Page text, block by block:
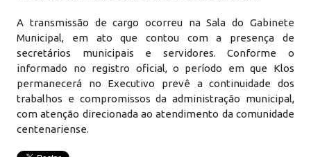
A transmissão de cargo ocorreu na Sala do Gabinete
Municipal, em ato que contou com a presença de
secretários municipais e servidores. Conforme o
informado no registro oficial, o período em que Klos
permanecerá no Executivo prevê a continuidade dos
trabalhos e compromissos da administração municipal,
com atenção direcionada ao atendimento da comunidade
centenariense.